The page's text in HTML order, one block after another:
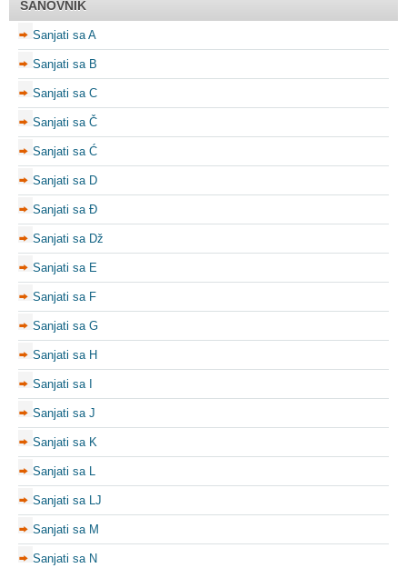
SANOVNIK
Sanjati sa A
Sanjati sa B
Sanjati sa C
Sanjati sa Č
Sanjati sa Ć
Sanjati sa D
Sanjati sa Đ
Sanjati sa Dž
Sanjati sa E
Sanjati sa F
Sanjati sa G
Sanjati sa H
Sanjati sa I
Sanjati sa J
Sanjati sa K
Sanjati sa L
Sanjati sa LJ
Sanjati sa M
Sanjati sa N